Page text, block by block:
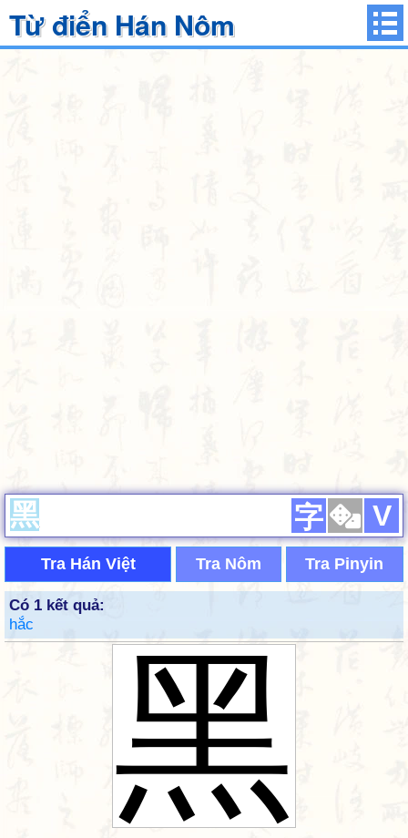
Từ điển Hán Nôm
字 V
Tra Hán Việt Tra Nôm Tra Pinyin
Có 1 kết quả:
hắc
黑